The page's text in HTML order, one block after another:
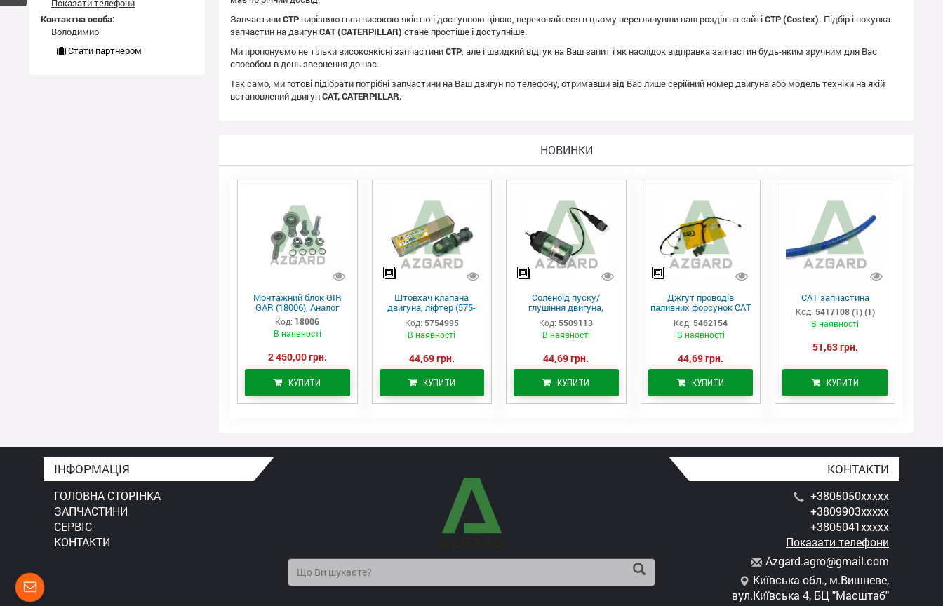
ЗапчастиниCTP вирізняються високою якістю і доступною ціною, переконайтеся в цьому переглянувши наш розділ на сайтіCTP (Costex). Підбір і покупка
запчастин на двигунCAT (CATERPILLAR) стане простіше і доступніше.
Ми пропонуємо не тільки високоякісні запчастиниCTP, але і швидкий відгук на Ваш запит і як наслідок відправка запчастин будь-яким зручним для Вас
способом в день звернення до нас.
Так само, ми готові підібрати потрібні запчастини на Ваш двигун по телефону, отримавши від Вас лише серійний номер двигуна або модель техніки на якій
встановлений двигунCAT, CATERPILLAR.
НОВИНКИ
Монтажний блок GIR
GAR (18006), Аналог
Код: 18006
В наявності
2 450,00 грн.
КУПИТИ
Штовхач клапана
двигуна, ліфтер (575-
4995)
Код: 5754995
В наявності
44,69 грн.
КУПИТИ
Соленоїд пуску/
глушіння двигуна,
актуатор (550-9113)
Код: 5509113
В наявності
44,69 грн.
КУПИТИ
Джгут проводів
паливних форсунок CAT
C7/C9 (546-2154)
Код: 5462154
В наявності
44,69 грн.
КУПИТИ
САТ запчастина
Код: 5417108 (1) (1)
В наявності
51,63 грн.
КУПИТИ
Показати телефони
Контактна особа:
Володимир
Стати партнером
ІНФОРМАЦІЯ
ГОЛОВНА СТОРІНКА
ЗАПЧАСТИНИ
СЕРВІС
КОНТАКТИ
КОНТАКТИ
+3805050xxxxx
+3809903xxxxx
+3805041xxxxx
Показати телефони
Azgard.agro@gmail.com
Київська обл., м.Вишневе,
вул.Київська 4, БЦ "Масштаб"